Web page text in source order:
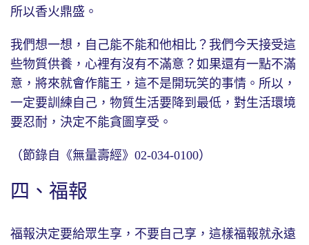
所以香火鼎盛。
我們想一想，自己能不能和他相比？我們今天接受這
些物質供養，心裡有沒有不滿意？如果還有一點不滿
意，將來就會作龍王，這不是開玩笑的事情。所以，
一定要訓練自己，物質生活要降到最低，對生活環境
要忍耐，決定不能貪圖享受。
（節錄自《無量壽經》02-034-0100）
四、福報
福報決定要給眾生享，不要自己享，這樣福報就永遠